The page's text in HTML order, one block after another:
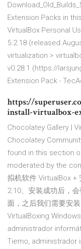
Extension Packs in
VirtualBox Personal
5.2.18 (released
virtualization >
v0.28.1 (https://
Extension Pack -
https://
install-virtualbox-
Chocolatey Gallery |
Chocolatey
found in this section
moderated by the
拟机软件 VirtualBox +
2.10、安装成功后，
面，之后我们需要安
VirtualBoxing
administrador
Tierno, administrador